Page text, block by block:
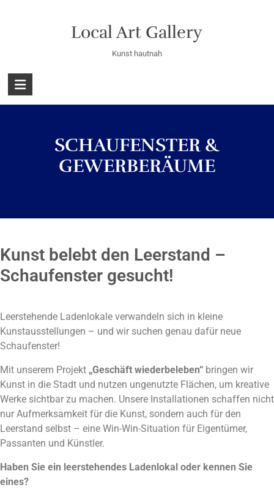
Local Art Gallery
Kunst hautnah
SCHAUFENSTER &
GEWERBERÄUME
Kunst belebt den Leerstand –
Schaufenster gesucht!
Leerstehende Ladenlokale verwandeln sich in kleine
Kunstausstellungen – und wir suchen genau dafür neue
Schaufenster!
Mit unserem Projekt „Geschäft wiederbeleben“ bringen wir
Kunst in die Stadt und nutzen ungenutzte Flächen, um kreative
Werke sichtbar zu machen. Unsere Installationen schaffen nicht
nur Aufmerksamkeit für die Kunst, sondern auch für den
Leerstand selbst – eine Win-Win-Situation für Eigentümer,
Passanten und Künstler.
Haben Sie ein leerstehendes Ladenlokal oder kennen Sie
eines?